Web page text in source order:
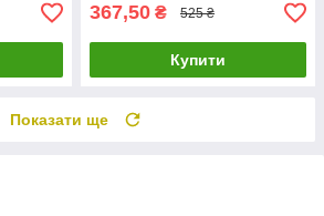
367,50 ₴ 525 ₴
Купити
Показати ще